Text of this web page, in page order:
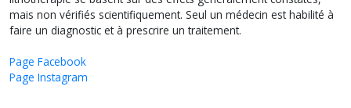
mais non vérifiés scientifiquement. Seul un médecin est habilité à
faire un diagnostic et à prescrire un traitement.
Page Facebook
Page Instagram